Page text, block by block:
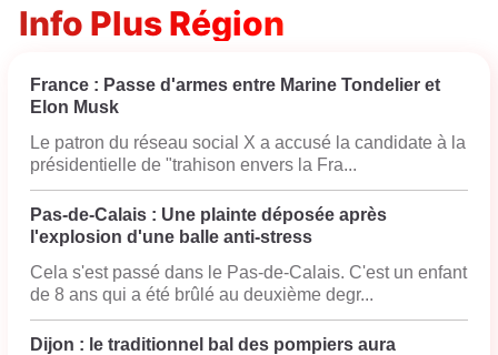
Info Plus Région
France : Passe d'armes entre Marine Tondelier et
Elon Musk
Le patron du réseau social X a accusé la candidate à la
présidentielle de "trahison envers la Fra...
Pas-de-Calais : Une plainte déposée après
l'explosion d'une balle anti-stress
Cela s'est passé dans le Pas-de-Calais. C'est un enfant
de 8 ans qui a été brûlé au deuxième degr...
Dijon : le traditionnel bal des pompiers aura